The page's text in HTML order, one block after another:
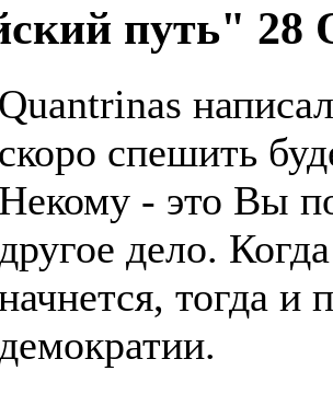
путь" 28
Quantrinas
скоро спешить
Некому - это Вы
другое дело.
тогда и
демократии.